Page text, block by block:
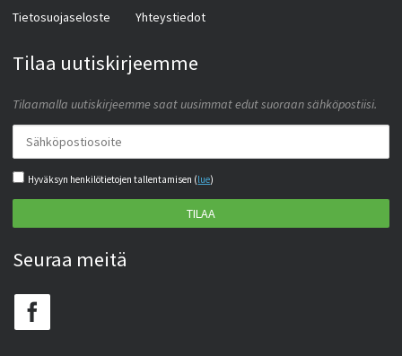
Tietosuojaseloste
Yhteystiedot
Tilaa uutiskirjeemme
Tilaamalla uutiskirjeemme saat uusimmat edut suoraan sähköpostiisi.
Hyväksyn henkilötietojen tallentamisen (lue)
TILAA
Seuraa meitä